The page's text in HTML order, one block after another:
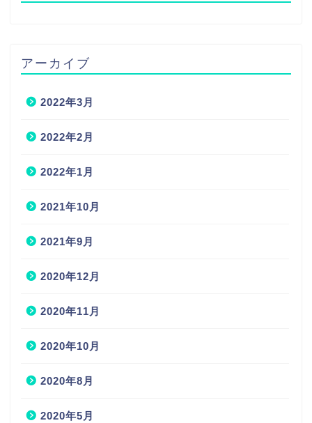
アーカイブ
2022年3月
2022年2月
2022年1月
2021年10月
2021年9月
2020年12月
2020年11月
2020年10月
2020年8月
2020年5月